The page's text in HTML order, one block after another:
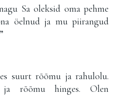
Sa oleksid oma pehme
öelnud ja mu piirangud
suurt rõõmu ja rahulolu.
rõõmu hinges. Olen